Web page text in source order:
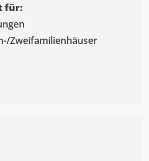
für:
Zweifamilienhäuser